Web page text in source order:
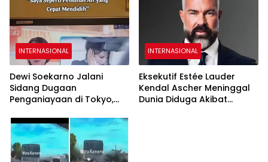
INTERNASIONAL
Dewi Soekarno Jalani
Sidang Dugaan
Penganiayaan di Tokyo,
Emosi
INTERNASIONAL
Eksekutif Estée Lauder
Kendal Ascher Meninggal
Dunia Diduga Akibat